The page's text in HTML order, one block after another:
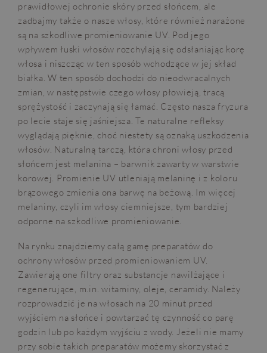
prawidłowej ochronie skóry przed słońcem, ale
zadbajmy także o nasze włosy, które również narażone
są na szkodliwe promieniowanie UV. Pod jego
wpływem łuski włosów rozchylają się odsłaniając korę
włosa i niszcząc w ten sposób wchodzące w jej skład
białka. W ten sposób dochodzi do nieodwracalnych
zmian, w następstwie czego włosy płowieją, tracą
sprężystość i zaczynają się łamać. Często nasza fryzura
po lecie staje się jaśniejsza. Te naturalne refleksy
wyglądają pięknie, choć niestety są oznaką uszkodzenia
włosów. Naturalną tarczą, która chroni włosy przed
słońcem jest melanina – barwnik zawarty w warstwie
korowej. Promienie UV utleniają melaninę i z koloru
brązowego zmienia ona barwę na beżową. Im więcej
melaniny, czyli im włosy ciemniejsze, tym bardziej
odporne na szkodliwe promieniowanie.
Na rynku znajdziemy całą gamę preparatów do
ochrony włosów przed promieniowaniem UV.
Zawierają one filtry oraz substancje nawilżające i
regenerujące, m.in. witaminy, oleje, ceramidy. Należy
rozprowadzić je na włosach na 20 minut przed
wyjściem na słońce i powtarzać tę czynność co parę
godzin lub po każdym wyjściu z wody. Jeżeli nie mamy
przy sobie takich preparatów możemy skorzystać z